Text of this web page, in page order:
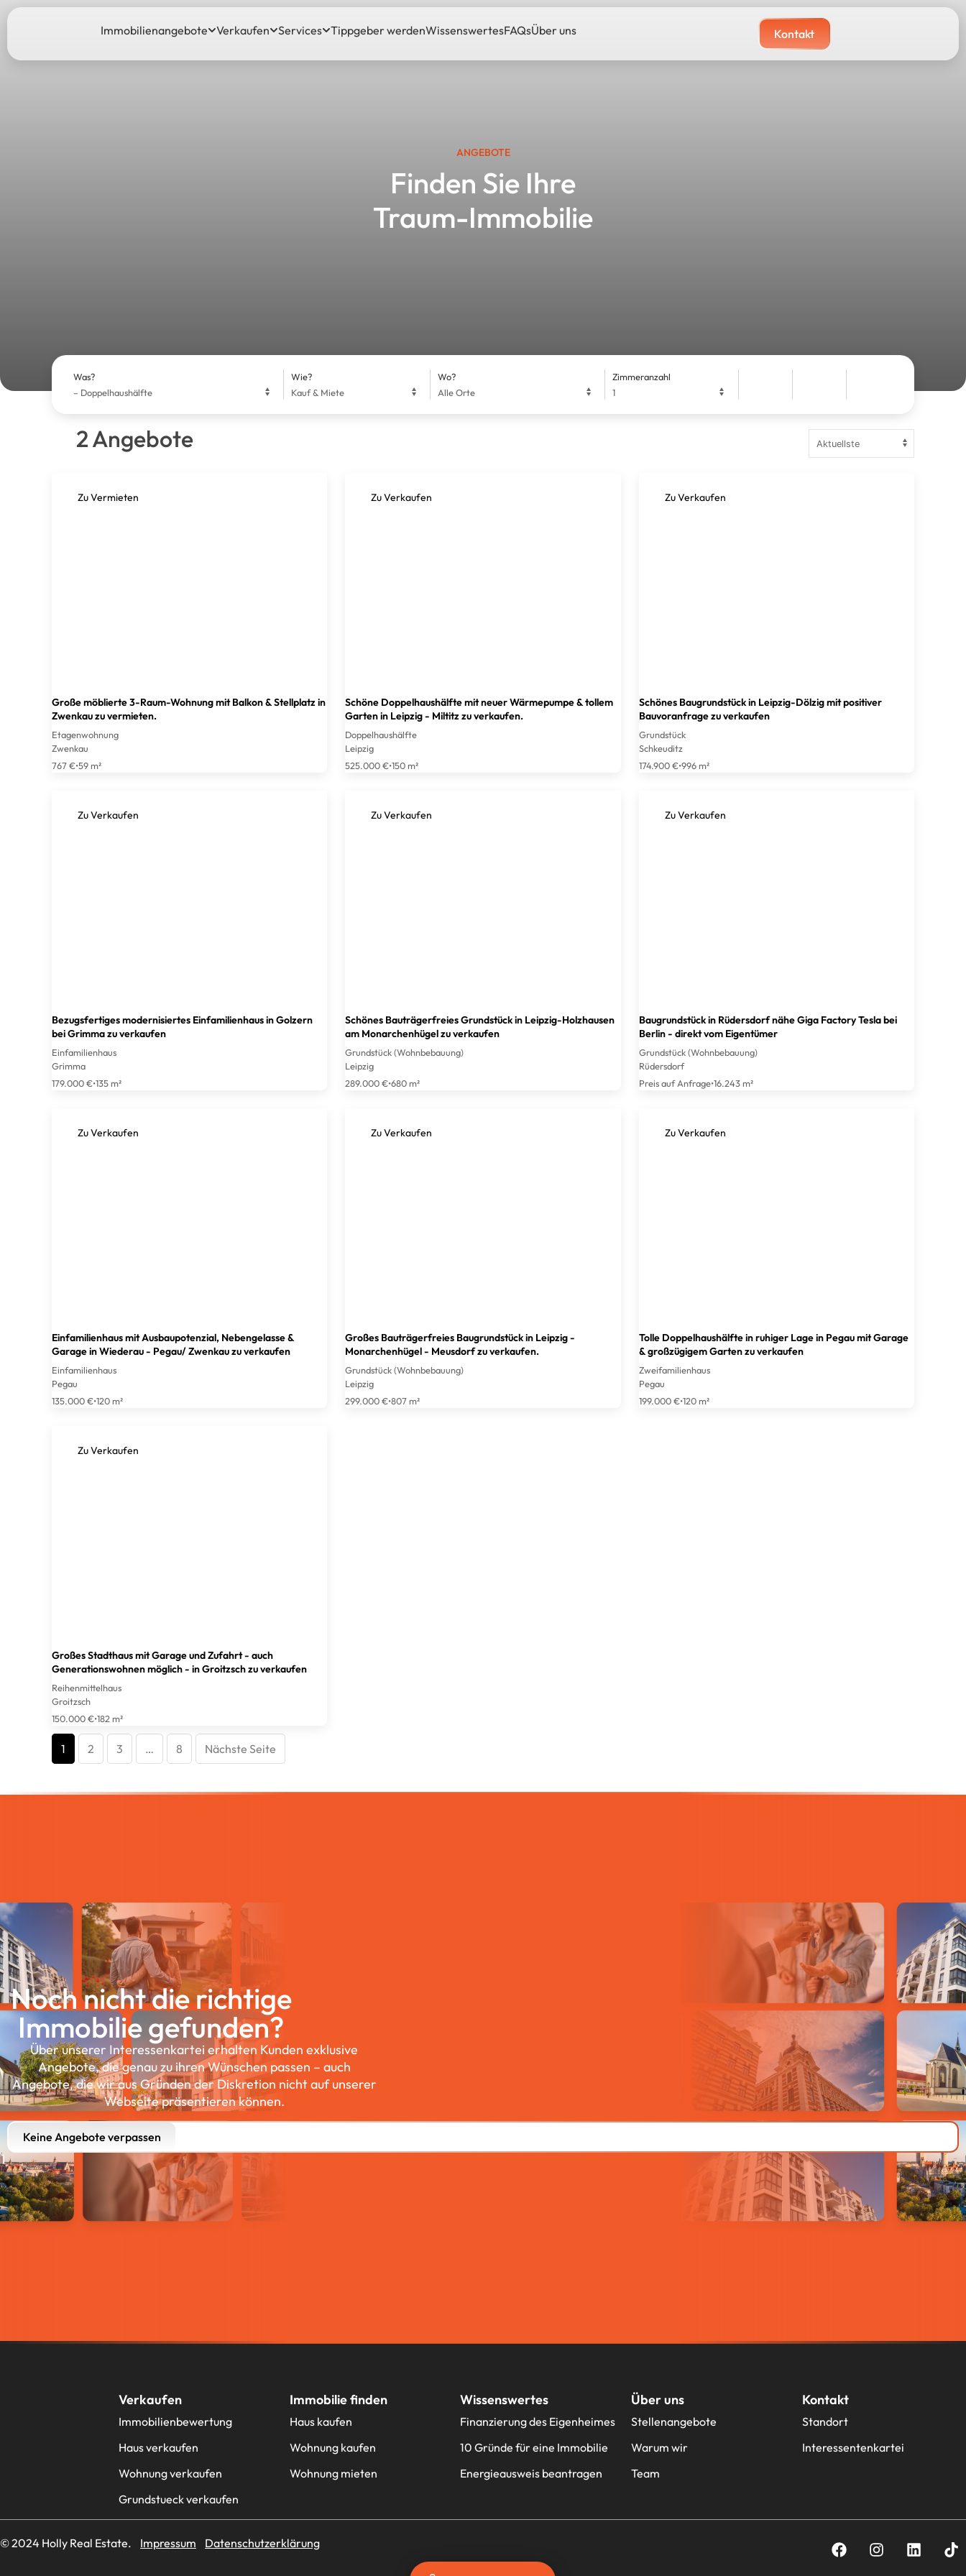
Immobilienangebote Verkaufen Services Tippgeber werdenWissenswertesFAQsÜber uns Kontakt
ANGEBOTE
Finden Sie Ihre
Traum-Immobilie
Was? Wie? Wo? Zimmeranzahl
2 Angebote
Zu Vermieten
Große möblierte 3-Raum-Wohnung mit Balkon & Stellplatz in
Zwenkau zu vermieten.
Etagenwohnung
Zwenkau
767 €•59 m²
Zu Verkaufen
Schöne Doppelhaushälfte mit neuer Wärmepumpe & tollem
Garten in Leipzig - Miltitz zu verkaufen.
Doppelhaushälfte
Leipzig
525.000 €•150 m²
Zu Verkaufen
Schönes Baugrundstück in Leipzig-Dölzig mit positiver
Bauvoranfrage zu verkaufen
Grundstück
Schkeuditz
174.900 €•996 m²
Zu Verkaufen
Bezugsfertiges modernisiertes Einfamilienhaus in Golzern
bei Grimma zu verkaufen
Einfamilienhaus
Grimma
179.000 €•135 m²
Zu Verkaufen
Schönes Bauträgerfreies Grundstück in Leipzig-Holzhausen
am Monarchenhügel zu verkaufen
Grundstück (Wohnbebauung)
Leipzig
289.000 €•680 m²
Zu Verkaufen
Baugrundstück in Rüdersdorf nähe Giga Factory Tesla bei
Berlin - direkt vom Eigentümer
Grundstück (Wohnbebauung)
Rüdersdorf
Preis auf Anfrage•16.243 m²
Zu Verkaufen
Einfamilienhaus mit Ausbaupotenzial, Nebengelasse &
Garage in Wiederau - Pegau/ Zwenkau zu verkaufen
Einfamilienhaus
Pegau
135.000 €•120 m²
Zu Verkaufen
Großes Bauträgerfreies Baugrundstück in Leipzig -
Monarchenhügel - Meusdorf zu verkaufen.
Grundstück (Wohnbebauung)
Leipzig
299.000 €•807 m²
Zu Verkaufen
Tolle Doppelhaushälfte in ruhiger Lage in Pegau mit Garage
& großzügigem Garten zu verkaufen
Zweifamilienhaus
Pegau
199.000 €•120 m²
Zu Verkaufen
Großes Stadthaus mit Garage und Zufahrt - auch
Generationswohnen möglich - in Groitzsch zu verkaufen
Reihenmittelhaus
Groitzsch
150.000 €•182 m²
1 2 3 … 8 Nächste Seite
Noch nicht die richtige
Immobilie gefunden?
Über unserer Interessenkartei erhalten Kunden exklusive
Angebote, die genau zu ihren Wünschen passen – auch
Angebote, die wir aus Gründen der Diskretion nicht auf unserer
Webseite präsentieren können.
Keine Angebote verpassen
Verkaufen
Immobilienbewertung
Haus verkaufen
Wohnung verkaufen
Grundstueck verkaufen
Immobilie finden
Haus kaufen
Wohnung kaufen
Wohnung mieten
Wissenswertes
Finanzierung des Eigenheimes
10 Gründe für eine Immobilie
Energieausweis beantragen
Über uns
Stellenangebote
Warum wir
Team
Kontakt
Standort
Interessentenkartei
© 2024 Holly Real Estate. Impressum Datenschutzerklärung